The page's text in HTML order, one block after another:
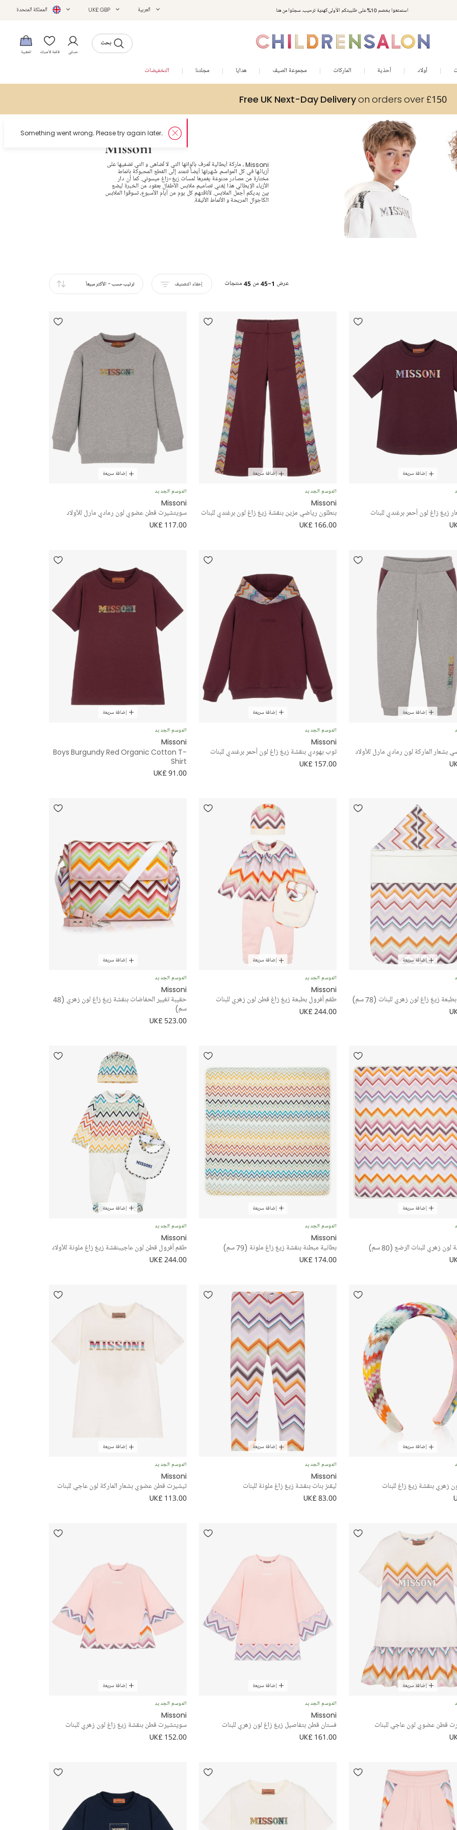
استمتعوا بخصم 10% على طلبيتكم الأولى كهدية ترحيب. سجلوا من هنا العربية UK£ GBP المملكة المتحدة
بحث
حسابي قائمة الأمنيات الحقيبة
أولاد أحذية الماركات مجموعة الصيف هدايا مجلتنا التخفيضات
Free UK Next-Day Deliveryon orders over £150
Missoni
Missoni ، ماركة أيطالية تُعرف بألوانها التي لا تُضاهى و التي تضفيها على
أزيائها في كل المواسم. شُهرتها أيضاً تتمتد إلى القطع المحبوكة بانماط
مختارة من مصادر متنوعة يغمرها لمسات زيغ-زاغ ميسوني. كما أن دار
الأزياء الإيطالي هذا يُغني تصاميم ملابس الأطفال بعقود من الخبرة ليضع
بين يديكم أجمل الملابس. لأناقتهم كل يوم من أيام الأسبوع، تسوقوا الملابس
الكاجوال المريحة و الأنماط الأنيقة.
عرض 1-45 من 45 منتجات إخفاء التصنيف ترتيب حسب- الأكثر مبيعاً
إضافة سريعة
زيغ زاغ لون أحمر برغندي للبنات
إضافة سريعة
الموسم الجديد
Missoni
بنطلون رياضي مزين بنقشة زيغ زاغ لون برغندي للبنات
UK£ 166.00
إضافة سريعة
الموسم الجديد
Missoni
سويتشيرت قطن عضوي لون رمادي مارل للأولاد
UK£ 117.00
إضافة سريعة
بشعار الماركة لون رمادي مارل للأولاد
إضافة سريعة
الموسم الجديد
Missoni
توب بهودي بنقشة زيغ زاغ لون أحمر برغندي للبنات
UK£ 157.00
إضافة سريعة
الموسم الجديد
Missoni
Boys Burgundy Red Organic Cotton T-
Shirt
UK£ 91.00
إضافة سريعة
زيغ زاغ لون زهري للبنات (78 سم)
إضافة سريعة
الموسم الجديد
Missoni
طقم أفرول بطبعة زيغ زاغ قطن لون زهري للبنات
UK£ 244.00
إضافة سريعة
الموسم الجديد
Missoni
حقيبة تغيير الحفاضات بنقشة زيغ زاغ لون زهري (48
سم)
UK£ 523.00
إضافة سريعة
زهري للبنات الرضع (80 سم)
إضافة سريعة
الموسم الجديد
Missoni
بطانية مبطنة بنقشة زيغ زاغ ملونة (79 سم)
UK£ 174.00
إضافة سريعة
الموسم الجديد
Missoni
طقم أفرول قطن لون عاجيبنقشة زيغ زاغ ملونة للأولاد
UK£ 244.00
إضافة سريعة
زهري بنقشة زيغ زاغ للبنات
إضافة سريعة
الموسم الجديد
Missoni
ليقنز بنات بنقشة زيغ زاغ ملونة للبنات
UK£ 83.00
إضافة سريعة
الموسم الجديد
Missoni
تيشيرت قطن عضوي بشعار الماركة لون عاجي للبنات
UK£ 113.00
إضافة سريعة
قطن عضوي لون عاجي للبنات
إضافة سريعة
الموسم الجديد
Missoni
فستان قطن بتفاصيل زيغ زاغ لون زهري للبنات
UK£ 161.00
إضافة سريعة
الموسم الجديد
Missoni
سويتشيرت قطن بنقشة زيغ زاغ لون زهري للبنات
UK£ 152.00